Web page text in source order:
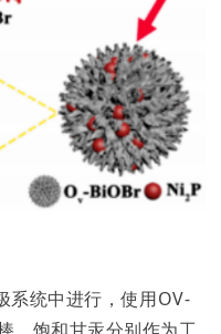
系统中进行，使用OV-